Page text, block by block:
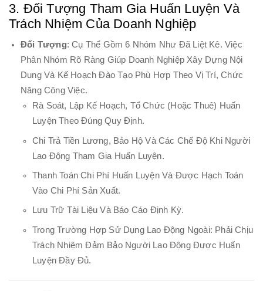
3. Đối Tượng Tham Gia Huấn Luyện Và
Trách Nhiệm Của Doanh Nghiệp
Đối Tượng: Cụ Thể Gồm 6 Nhóm Như Đã Liệt Kê. Việc
Phân Nhóm Rõ Ràng Giúp Doanh Nghiệp Xây Dựng Nội
Dung Và Kế Hoạch Đào Tạo Phù Hợp Theo Vị Trí, Chức
Năng Công Việc.
Rà Soát, Lập Kế Hoạch, Tổ Chức (hoặc Thuê) Huấn
Luyện Theo Đúng Quy Định.
Chi Trả Tiền Lương, Bảo Hộ Và Các Chế Độ Khi Người
Lao Động Tham Gia Huấn Luyện.
Thanh Toán Chi Phí Huấn Luyện Và Được Hạch Toán
Vào Chi Phí Sản Xuất.
Lưu Trữ Tài Liệu Và Báo Cáo Định Kỳ.
Trong Trường Hợp Sử Dụng Lao Động Ngoài: Phải Chịu
Trách Nhiệm Đảm Bảo Người Lao Động Được Huấn
Luyện Đầy Đủ.